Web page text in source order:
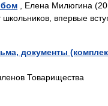
, Елена Милюгина
школьников, впервые
документы
Товарищества